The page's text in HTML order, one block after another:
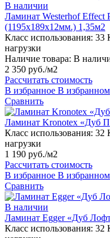
В наличии
Ламинат Westerhof Effect
(1195х189х12мм.) 1,35м2
Класс использования: 33
нагрузки
Наличие товара: В
2 350 руб./м2
Рассчитать стоимость
В избранное В избранном
Сравнить
Ламинат Kronotex «Дуб
Класс использования: 32
нагрузки
1 190 руб./м2
Рассчитать стоимость
В избранное В избранном
Сравнить
В наличии
Ламинат Egger «Дуб
Класс использования: 32